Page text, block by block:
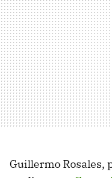
Guillermo Rosales,